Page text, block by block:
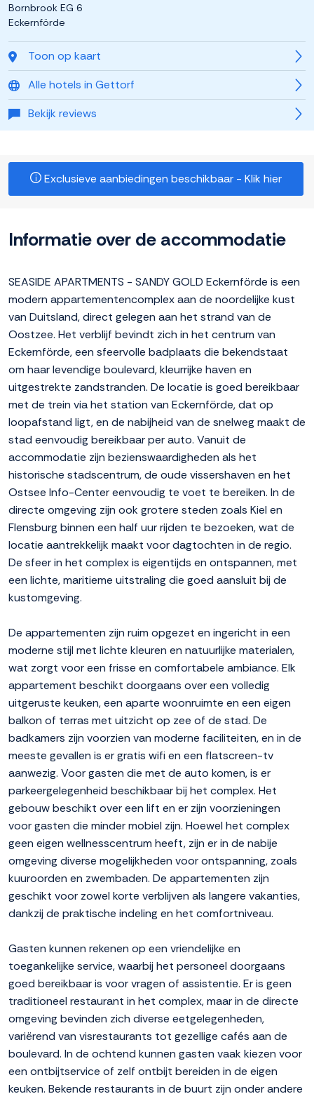
Toon op kaart
Alle hotels in Gettorf
Bekijk reviews
Bornbrook EG 6
Eckernförde
Exclusieve aanbiedingen beschikbaar - Klik hier
Informatie over de accommodatie
SEASIDE APARTMENTS - SANDY GOLD Eckernförde is een
modern appartementencomplex aan de noordelijke kust
van Duitsland, direct gelegen aan het strand van de
Oostzee. Het verblijf bevindt zich in het centrum van
Eckernförde, een sfeervolle badplaats die bekendstaat
om haar levendige boulevard, kleurrijke haven en
uitgestrekte zandstranden. De locatie is goed bereikbaar
met de trein via het station van Eckernförde, dat op
loopafstand ligt, en de nabijheid van de snelweg maakt de
stad eenvoudig bereikbaar per auto. Vanuit de
accommodatie zijn bezienswaardigheden als het
historische stadscentrum, de oude vissershaven en het
Ostsee Info-Center eenvoudig te voet te bereiken. In de
directe omgeving zijn ook grotere steden zoals Kiel en
Flensburg binnen een half uur rijden te bezoeken, wat de
locatie aantrekkelijk maakt voor dagtochten in de regio.
De sfeer in het complex is eigentijds en ontspannen, met
een lichte, maritieme uitstraling die goed aansluit bij de
kustomgeving.
De appartementen zijn ruim opgezet en ingericht in een
moderne stijl met lichte kleuren en natuurlijke materialen,
wat zorgt voor een frisse en comfortabele ambiance. Elk
appartement beschikt doorgaans over een volledig
uitgeruste keuken, een aparte woonruimte en een eigen
balkon of terras met uitzicht op zee of de stad. De
badkamers zijn voorzien van moderne faciliteiten, en in de
meeste gevallen is er gratis wifi en een flatscreen-tv
aanwezig. Voor gasten die met de auto komen, is er
parkeergelegenheid beschikbaar bij het complex. Het
gebouw beschikt over een lift en er zijn voorzieningen
voor gasten die minder mobiel zijn. Hoewel het complex
geen eigen wellnesscentrum heeft, zijn er in de nabije
omgeving diverse mogelijkheden voor ontspanning, zoals
kuuroorden en zwembaden. De appartementen zijn
geschikt voor zowel korte verblijven als langere vakanties,
dankzij de praktische indeling en het comfortniveau.
Gasten kunnen rekenen op een vriendelijke en
toegankelijke service, waarbij het personeel doorgaans
goed bereikbaar is voor vragen of assistentie. Er is geen
traditioneel restaurant in het complex, maar in de directe
omgeving bevinden zich diverse eetgelegenheden,
variërend van visrestaurants tot gezellige cafés aan de
boulevard. In de ochtend kunnen gasten vaak kiezen voor
een ontbijtservice of zelf ontbijt bereiden in de eigen
keuken. Bekende restaurants in de buurt zijn onder andere